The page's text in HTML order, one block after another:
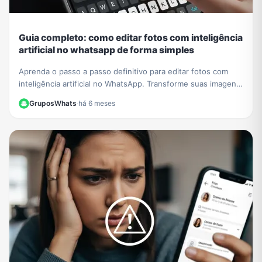
Guia completo: como editar fotos com inteligência
artificial no whatsapp de forma simples
Aprenda o passo a passo definitivo para editar fotos com
inteligência artificial no WhatsApp. Transforme suas imagens
GruposWhats·há 6 meses